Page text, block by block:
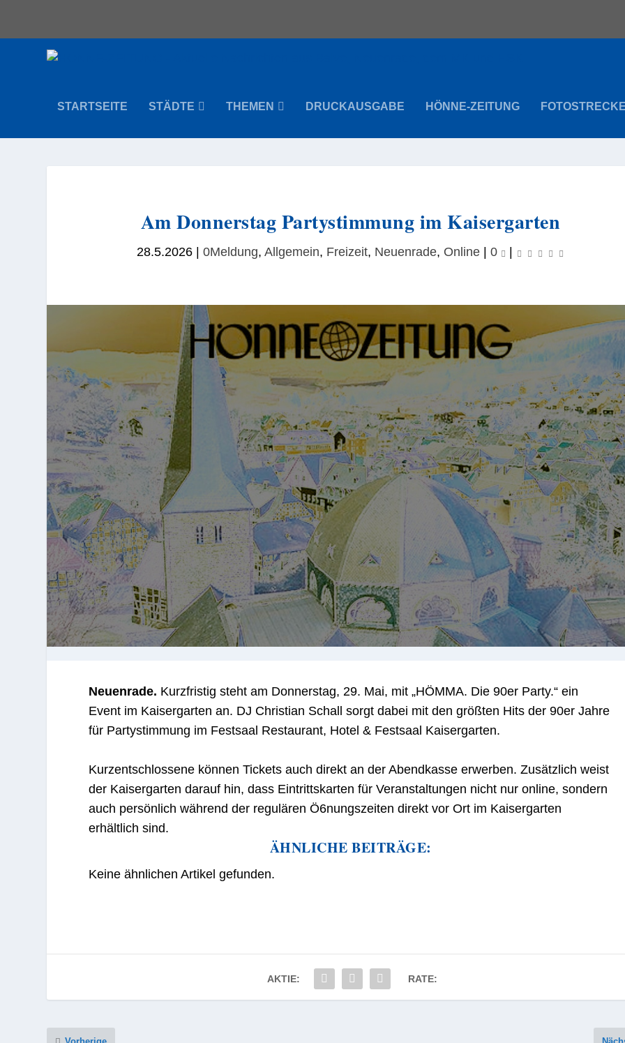
STARTSEITE STÄDTE THEMEN DRUCKAUSGABE HÖNNE-ZEITUNG FOTOSTRECKE
Am Donnerstag Partystimmung im Kaisergarten
28.5.2026| 0Meldung, Allgemein, Freizeit, Neuenrade, Online| 0
Neuenrade. Kurzfristig steht am Donnerstag, 29. Mai, mit „HÖMMA. Die 90er Party.“ ein
Event im Kaisergarten an. DJ Christian Schall sorgt dabei mit den größten Hits der 90er Jahre
für Partystimmung im Festsaal Restaurant, Hotel & Festsaal Kaisergarten.
Kurzentschlossene können Tickets auch direkt an der Abendkasse erwerben. Zusätzlich weist
der Kaisergarten darauf hin, dass Eintrittskarten für Veranstaltungen nicht nur online, sondern
auch persönlich während der regulären Ö6nungszeiten direkt vor Ort im Kaisergarten
erhältlich sind.
ÄHNLICHE BEITRÄGE:
Keine ähnlichen Artikel gefunden.
AKTIE: RATE: